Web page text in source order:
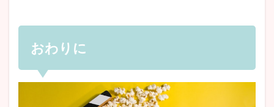
おわりに